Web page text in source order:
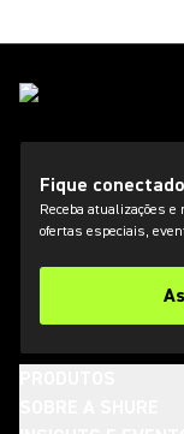
Fique
Receba atualizações
ofertas especiais,